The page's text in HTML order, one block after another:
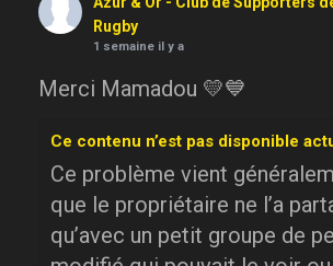
Rugby
1 semaine il y a
Merci Mamadou 💛💙
Ce contenu n’est pas disponible
Ce problème vient
que le propriétaire ne l’a
qu’avec un petit groupe de